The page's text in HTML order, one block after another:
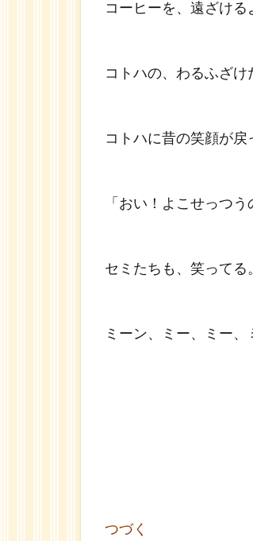
コーヒーを、遠ざける
コトハの、わるふざけ
コトハに昔の笑顔が戻
「おい！よこせっつう
セミたちも、笑ってる
ミーン、ミー、ミー、
つづく